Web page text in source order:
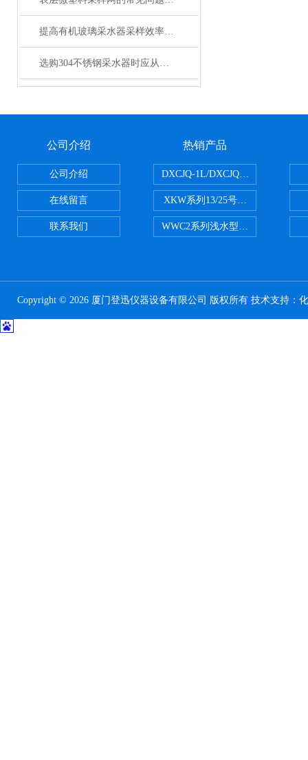
提高有机玻璃采水器采样效率的技巧
选购304不锈钢采水器时应从哪几方面考虑？
公司介绍
公司介绍
在线留言
联系我们
热销产品
DXCJQ-1L/DXCJQ-2L单联浮游
XKW系列13/25号浮游生物网
WWC2系列浅水型浮游生物网 浅
Copyright © 2026 厦门登迅仪器设备有限公司 版权所有 技术支持：